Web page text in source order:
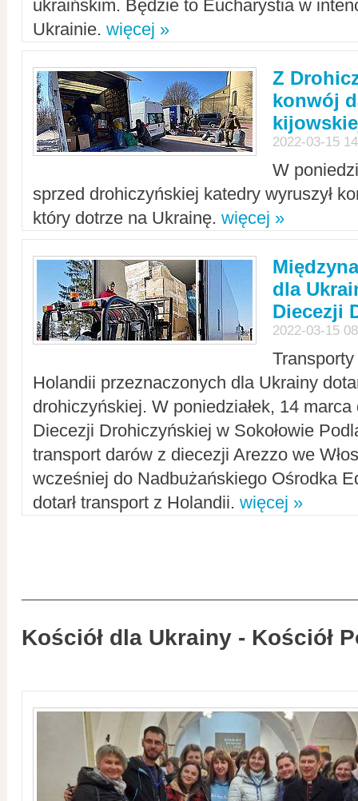
ukraińskim. Będzie to Eucharystia w
Ukrainie. więcej »
Z
konwój
2022-03-15
W
sprzed drohiczyńskiej katedry wyruszył
który dotrze na Ukrainę. więcej »
dla
Diecezji
2022-03-15
Holandii przeznaczonych dla Ukrainy
drohiczyńskiej. W poniedziałek, 14
Diecezji Drohiczyńskiej w Sokołowie
transport darów z diecezji Arezzo we
wcześniej do Nadbużańskiego Ośrodka
dotarł transport z Holandii. więcej »
Kościół dla Ukrainy - Kościół